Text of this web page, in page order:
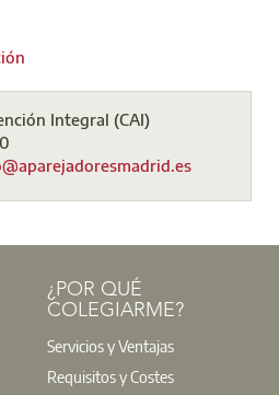
Integral (CAI)
@aparejadoresmadrid.es
¿POR QUÉ
COLEGIARME?
Servicios y Ventajas
Requisitos y Costes